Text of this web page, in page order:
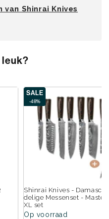
Shinrai Knives
leuk?
SALE
-48%
Shinrai Knives -
delige Messenset -
XL set
Op voorraad